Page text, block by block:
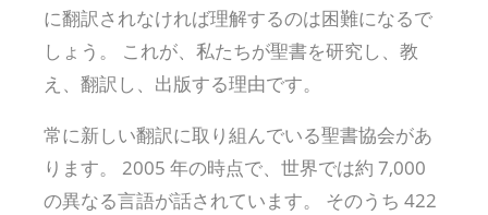
に翻訳されなければ理解するのは困難になるで
しょう。 これが、私たちが聖書を研究し、教
え、翻訳し、出版する理由です。
常に新しい翻訳に取り組んでいる聖書協会があ
ります。 2005 年の時点で、世界では約 7,000
の異なる言語が話されています。 そのうち 422